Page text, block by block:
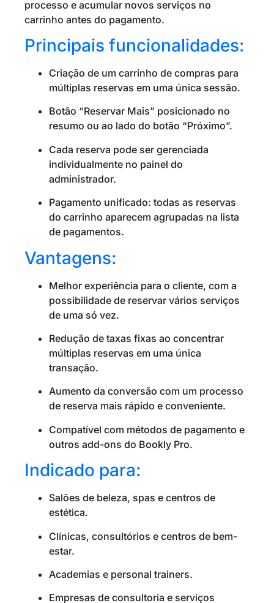
processo e acumular novos serviços no
carrinho antes do pagamento.
Principais funcionalidades:
Criação de um carrinho de compras para
múltiplas reservas em uma única sessão.
Botão “Reservar Mais” posicionado no
resumo ou ao lado do botão “Próximo”.
Cada reserva pode ser gerenciada
individualmente no painel do
administrador.
Pagamento unificado: todas as reservas
do carrinho aparecem agrupadas na lista
de pagamentos.
Vantagens:
Melhor experiência para o cliente, com a
possibilidade de reservar vários serviços
de uma só vez.
Redução de taxas fixas ao concentrar
múltiplas reservas em uma única
transação.
Aumento da conversão com um processo
de reserva mais rápido e conveniente.
Compatível com métodos de pagamento e
outros add-ons do Bookly Pro.
Indicado para:
Salões de beleza, spas e centros de
estética.
Clínicas, consultórios e centros de bem-
estar.
Academias e personal trainers.
Empresas de consultoria e serviços